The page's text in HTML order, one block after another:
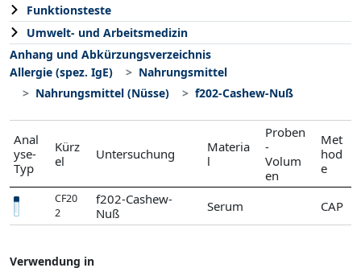
Funktionsteste
Umwelt- und Arbeitsmedizin
Anhang und Abkürzungsverzeichnis
Allergie (spez. IgE)
Nahrungsmittel
Nahrungsmittel (Nüsse)
f202-Cashew-Nuß
Anal
yse-
Typ
Kürz
el
Untersuchung
Materia
l
Proben
-
Volum
en
Met
hod
e
CF20
2
f202-Cashew-
Nuß
Serum CAP
Verwendung in